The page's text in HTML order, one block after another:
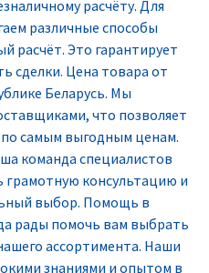
расчёту. Для
различные способы
расчёт. Это гарантирует
сделки. Цена товара от
Беларусь. Мы
что позволяет
самым выгодным ценам.
команда специалистов
грамотную консультацию и
выбор. Помощь в
рады помочь вам выбрать
ассортимента. Наши
знаниями и опытом в